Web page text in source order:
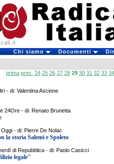
Chi siamo Documenti
prima prec. 24 25 26 27 28 29 30 31 32 33 34
- di: Valentina Ascione
24Ore - di: Renato Brunetta
- di: Pierre De Nolac
la storia Salemi e Spoleto
di Repubblica - di: Paolo Casicci
legale"